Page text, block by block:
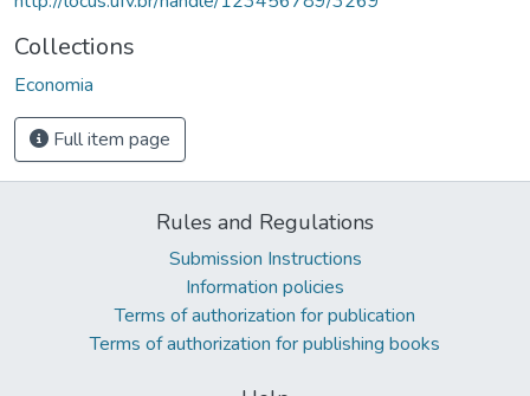
Collections
Economia
Full item page
Rules and Regulations
Submission Instructions
Information policies
Terms of authorization for publication
Terms of authorization for publishing books